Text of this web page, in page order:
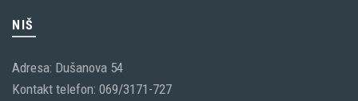
NIŠ
Adresa: Dušanova 54
Kontakt telefon: 069/3171-727